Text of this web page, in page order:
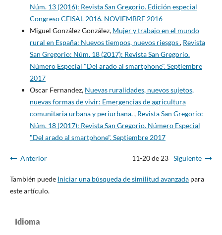
Núm. 13 (2016): Revista San Gregorio. Edición especial
Congreso CEISAL 2016. NOVIEMBRE 2016
Miguel González González, Mujer y trabajo en el mundo
rural en España: Nuevos tiempos, nuevos riesgos, Revista
San Gregorio: Núm. 18 (2017): Revista San Gregorio.
Número Especial "Del arado al smartphone". Septiembre
2017
Oscar Fernandez, Nuevas ruralidades, nuevos sujetos,
nuevas formas de vivir: Emergencias de agricultura
comunitaria urbana y periurbana., Revista San Gregorio:
Núm. 18 (2017): Revista San Gregorio. Número Especial
"Del arado al smartphone". Septiembre 2017
Anterior 11-20 de 23 Siguiente
También puede Iniciar una búsqueda de similitud avanzadapara
este artículo.
Idioma